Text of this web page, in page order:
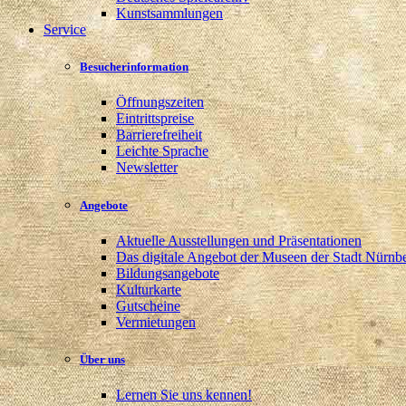
Kunstsammlungen
Service
Besucherinformation
Öffnungszeiten
Eintrittspreise
Barrierefreiheit
Leichte Sprache
Newsletter
Angebote
Aktuelle Ausstellungen und Präsentationen
Das digitale Angebot der Museen der Stadt
Bildungsangebote
Kulturkarte
Gutscheine
Vermietungen
Über uns
Lernen Sie uns kennen!